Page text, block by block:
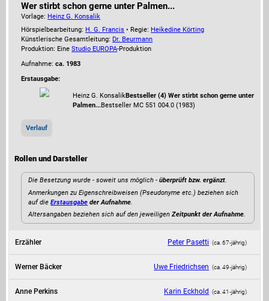
Wer stirbt schon gerne unter Palmen...
Vorlage: Heinz G. Konsalik
Hörspielbearbeitung: H. G. Francis • Regie: Heikedine Körting
Künstlerische Gesamtleitung: Dr. Beurmann
Produktion: EineStudio EUROPA-Produktion
Aufnahme:ca. 1983
Erstausgabe:
Heinz G. KonsalikBestseller (4) Wer stirbt schon gerne unter
Palmen...Bestseller MC 551 004.0 (1983)
Verlauf
Rollen und Darsteller
Die Besetzung wurde - soweit uns möglich -überprüft bzw. ergänzt.
Anmerkungen zu Eigenschreibweisen (Pseudonyme etc.) beziehen sich
auf dieErstausgabe der Aufnahme.
Altersangaben beziehen sich auf den jeweiligenZeitpunkt der Aufnahme.
Erzähler Peter Pasetti (ca. 67‑jährig)
Werner Bäcker Uwe Friedrichsen (ca. 49‑jährig)
Anne Perkins Karin Eckhold (ca. 41‑jährig)